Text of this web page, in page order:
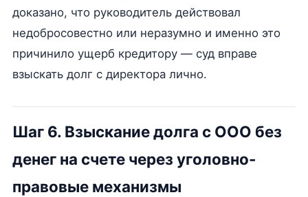
доказано, что руководитель действовал
недобросовестно или неразумно и именно это
причинило ущерб кредитору — суд вправе
взыскать долг с директора лично.
Шаг 6. Взыскание долга с ООО без
денег на счете через уголовно-
правовые механизмы